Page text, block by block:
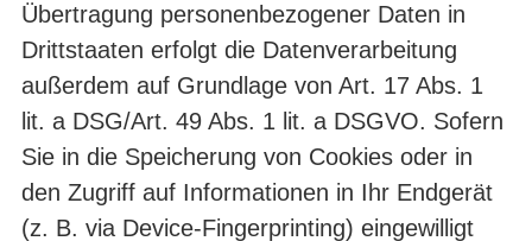
Übertragung personenbezogener Daten in
Drittstaaten erfolgt die Datenverarbeitung
außerdem auf Grundlage von Art. 17 Abs. 1
lit. a DSG/Art. 49 Abs. 1 lit. a DSGVO. Sofern
Sie in die Speicherung von Cookies oder in
den Zugriff auf Informationen in Ihr Endgerät
(z. B. via Device-Fingerprinting) eingewilligt